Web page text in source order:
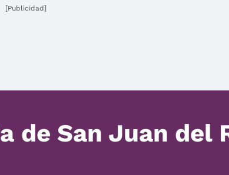
[Publicidad]
de San Juan del